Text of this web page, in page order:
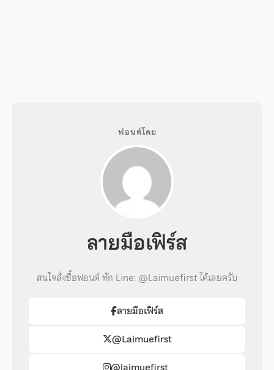
ฟอนต์โดย
ลายมือเฟิร์ส
สนใจสั่งซื้อฟอนต์ ทัก Line: @Laimuefirst ได้เลยครับ
ลายมือเฟิร์ส
@Laimuefirst